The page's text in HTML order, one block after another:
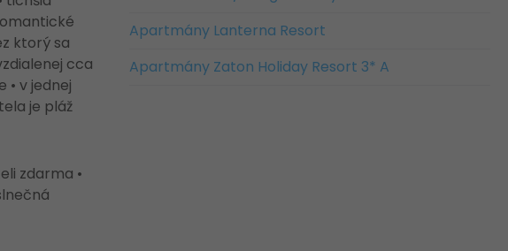
ktorý sa
cca
• v jednej
je pláž
zdarma •
Apartmány Lanterna Resort
Apartmány Zaton Holiday Resort 3* A